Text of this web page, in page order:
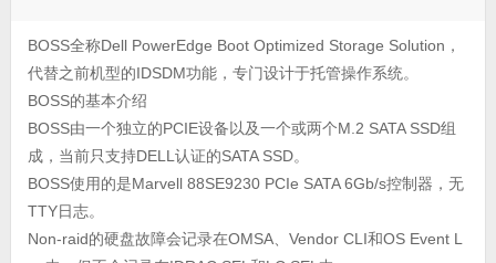
BOSS全称Dell PowerEdge Boot Optimized Storage Solution，
代替之前机型的IDSDM功能，专门设计于托管操作系统。
BOSS的基本介绍
BOSS由一个独立的PCIE设备以及一个或两个M.2 SATA SSD组
成，当前只支持DELL认证的SATA SSD。
BOSS使用的是Marvell 88SE9230 PCIe SATA 6Gb/s控制器，无
TTY日志。
Non-raid的硬盘故障会记录在OMSA、Vendor CLI和OS Event L